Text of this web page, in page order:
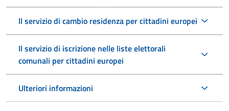
Il servizio di cambio residenza per cittadini europei
Il servizio di iscrizione nelle liste elettorali
comunali per cittadini europei
Ulteriori informazioni